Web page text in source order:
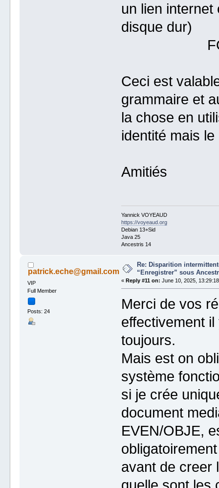
un lien internet
disque dur)
FORM
Ceci est
grammaire et
la chose en
identité mais
Amitiés
Yannick VOYEAUD
https://voyeaud.org
Debian 13+Sid
Java 25
Ancestris 14
patrick.eche@gmail.com
VIP
Full Member
Posts: 24
Re: Disparition
“Enregistrer” sous
« Reply #11 on: June 10, 2025,
Merci de vos
effectivement
toujours.
Mais est on
système
si je crée
document
EVEN/OBJE,
avant de creer